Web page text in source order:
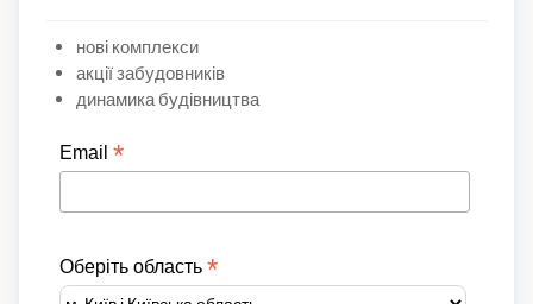
нові комплекси
акції забудовників
динамика будівництва
Email *
Оберіть область *